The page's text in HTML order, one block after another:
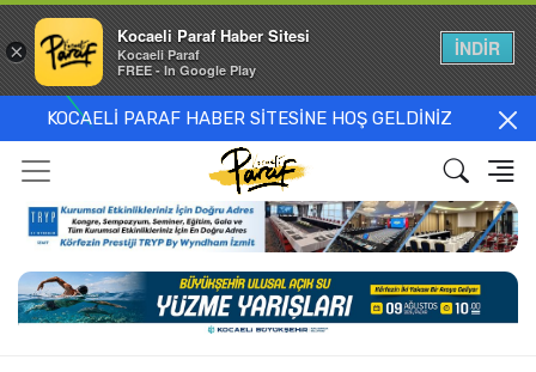
KOCAELİ PARAF HABER SİTESİNE HOŞ GELDİNİZ
×
Kocaeli Paraf Haber Sitesi
Kocaeli Paraf
FREE - In Google Play
İNDİR